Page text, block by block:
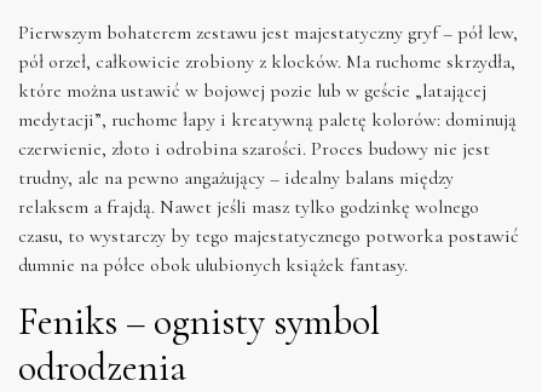
Pierwszym bohaterem zestawu jest majestatyczny gryf – pół lew,
pół orzeł, całkowicie zrobiony z klocków. Ma ruchome skrzydła,
które można ustawić w bojowej pozie lub w geście „latającej
medytacji”, ruchome łapy i kreatywną paletę kolorów: dominują
czerwienie, złoto i odrobina szarości. Proces budowy nie jest
trudny, ale na pewno angażujący – idealny balans między
relaksem a frajdą. Nawet jeśli masz tylko godzinkę wolnego
czasu, to wystarczy by tego majestatycznego potworka postawić
dumnie na półce obok ulubionych książek fantasy.
Feniks – ognisty symbol
odrodzenia